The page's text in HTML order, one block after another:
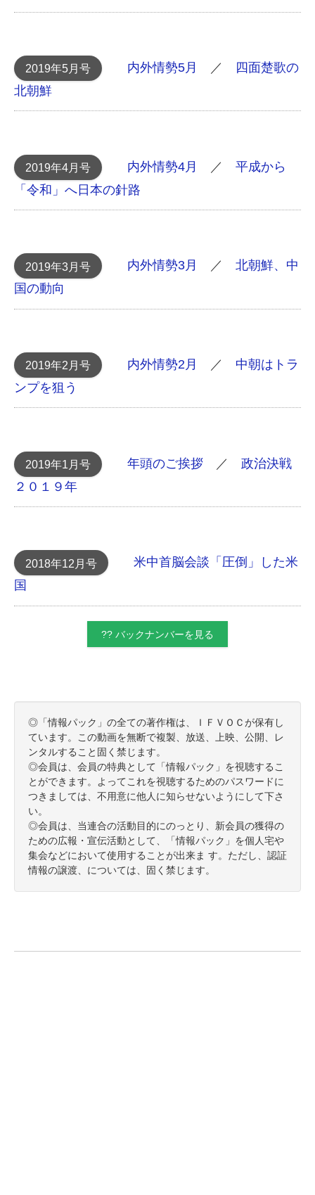
2019年5月号 内外情勢5月 ／
四面楚歌の
北朝鮮
2019年4月号 内外情勢4月 ／ 平成から
「令和」へ 日本の針路
2019年3月号 内外情勢3月 ／ 北朝鮮、中
国の動向
2019年2月号 内外情勢2月 ／ 中朝はトラ
ンプを狙う
2019年1月号 年頭のご挨拶／ 政治決戦
２０１９年
2018年12月号
米中首脳会談 「圧倒」した米
国
?? バックナンバーを見る
◎「情報パック」の全ての著作権は、ＩＦＶＯＣが保有し
ています。この動画を無断で複製、放送、上映、公開、レ
ンタルすること固く禁じます。
◎会員は、会員の特典として「情報パック」を視聴するこ
とができます。よってこれを視聴するためのパスワードに
つきましては、不用意に他人に知らせないようにして下さ
い。
◎会員は、当連合の活動目的にのっとり、新会員の獲得の
ための広報・宣伝活動として、「情報パック」を個人宅や
集会などにおいて使用することが出来ま す。ただし、認証
情報の譲渡、については、固く禁じます。